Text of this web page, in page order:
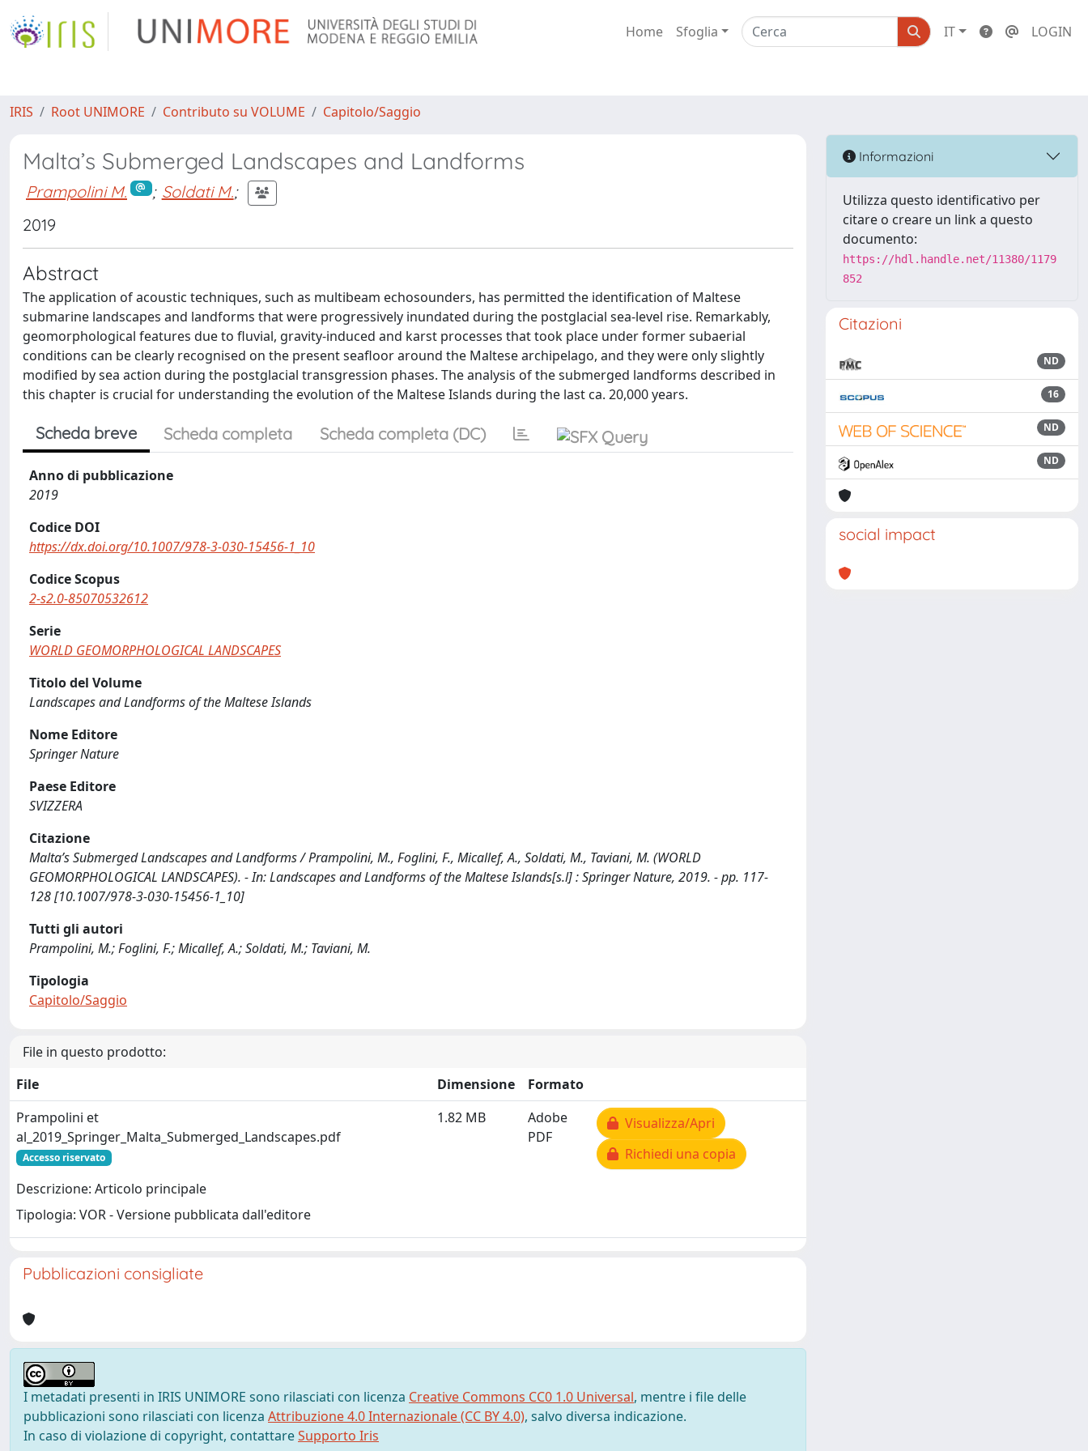
Home Sfoglia IT LOGIN
IRIS Root UNIMORE Contributo su VOLUME Capitolo/Saggio
Malta’s Submerged Landscapes and Landforms
Prampolini M. ; Soldati M.;
2019
Abstract
The application of acoustic techniques, such as multibeam echosounders, has permitted the identification of Maltese
submarine landscapes and landforms that were progressively inundated during the postglacial sea-level rise. Remarkably,
geomorphological features due to fluvial, gravity-induced and karst processes that took place under former subaerial
conditions can be clearly recognised on the present seafloor around the Maltese archipelago, and they were only slightly
modified by sea action during the postglacial transgression phases. The analysis of the submerged landforms described in
this chapter is crucial for understanding the evolution of the Maltese Islands during the last ca. 20,000 years.
Scheda breve Scheda completa Scheda completa (DC)
Anno di pubblicazione
2019
Codice DOI
https://dx.doi.org/10.1007/978-3-030-15456-1_10
Codice Scopus
2-s2.0-85070532612
Serie
WORLD GEOMORPHOLOGICAL LANDSCAPES
Titolo del Volume
Landscapes and Landforms of the Maltese Islands
Nome Editore
Springer Nature
Paese Editore
SVIZZERA
Citazione
Malta’s Submerged Landscapes and Landforms / Prampolini, M., Foglini, F., Micallef, A., Soldati, M., Taviani, M. (WORLD
GEOMORPHOLOGICAL LANDSCAPES). - In: Landscapes and Landforms of the Maltese Islands[s.l] : Springer Nature, 2019. - pp. 117-
128 [10.1007/978-3-030-15456-1_10]
Tutti gli autori
Prampolini, M.; Foglini, F.; Micallef, A.; Soldati, M.; Taviani, M.
Tipologia
Capitolo/Saggio
File in questo prodotto:
File
Dimensione
Formato
Prampolini et
al_2019_Springer_Malta_Submerged_Landscapes.pdf
Accesso riservato
Descrizione: Articolo principale
Tipologia: VOR - Versione pubblicata dall'editore
1.82 MB
Adobe
PDF
Visualizza/Apri
Richiedi una copia
Pubblicazioni consigliate
I metadati presenti in IRIS UNIMORE sono rilasciati con licenza Creative Commons CC0 1.0 Universal, mentre i file delle
pubblicazioni sono rilasciati con licenza Attribuzione 4.0 Internazionale (CC BY 4.0), salvo diversa indicazione.
In caso di violazione di copyright, contattareSupporto Iris
Informazioni
Utilizza questo identificativo per
citare o creare un link a questo
documento:
https://hdl.handle.net/11380/1179
852
Citazioni
ND
16
ND
ND
social impact